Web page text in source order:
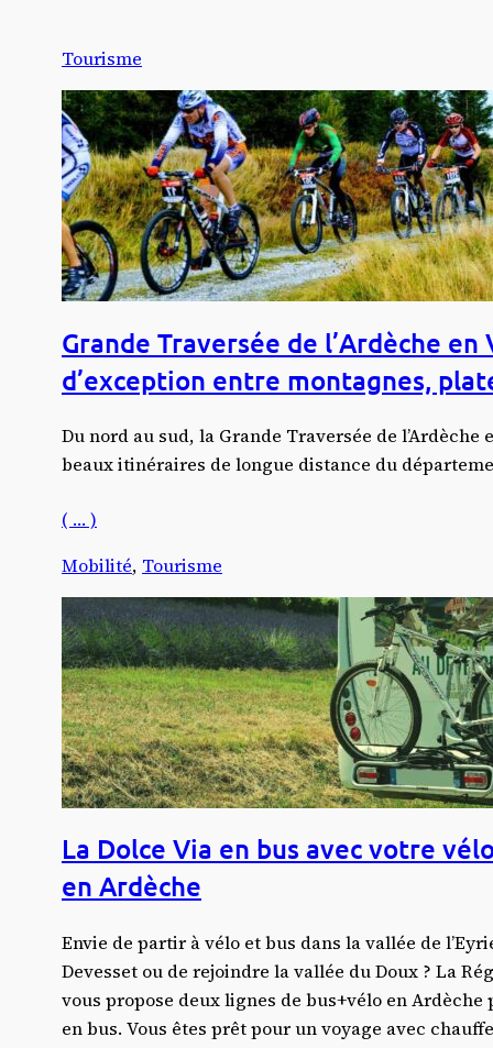
contenu
Tourisme
Grande Traversée de l’Ardèche
d’exception entre montagnes,
Du nord au sud, la Grande Traversée de l’Ardèche
beaux itinéraires de longue distance du
( … )
Mobilité, Tourisme
La Dolce Via en bus avec votre
en Ardèche
Envie de partir à vélo et bus dans la vallée de
Devesset ou de rejoindre la vallée du Doux ? La
vous propose deux lignes de bus+vélo en
en bus. Vous êtes prêt pour un voyage avec